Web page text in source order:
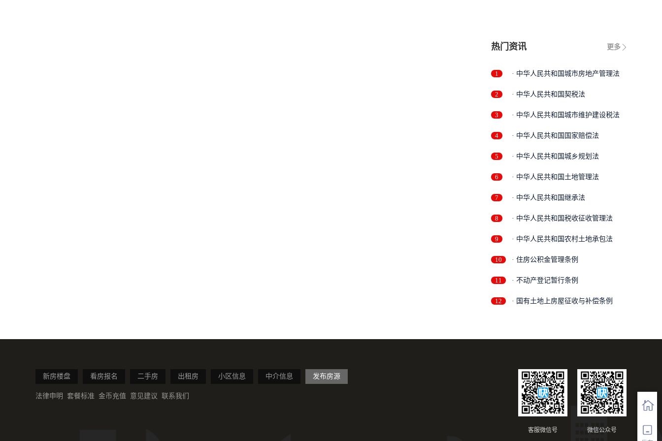
更多
热门资讯
1 · 中华人民共和国城市房地产管理法
2 · 中华人民共和国契税法
3 · 中华人民共和国城市维护建设税法
4 · 中华人民共和国国家赔偿法
5 · 中华人民共和国城乡规划法
6 · 中华人民共和国土地管理法
7 · 中华人民共和国继承法
8 · 中华人民共和国税收征收管理法
9 · 中华人民共和国农村土地承包法
10 · 住房公积金管理条例
11 · 不动产登记暂行条例
12 · 国有土地上房屋征收与补偿条例
新房楼盘 看房报名 二手房 出租房 小区信息 中介信息 发布房源
法律申明 套餐标准 金币充值 意见建议 联系我们
微信公众号
客服微信号